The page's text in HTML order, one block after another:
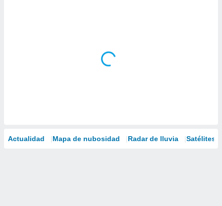
Actualidad Mapa de nubosidad Radar de lluvia Satélites